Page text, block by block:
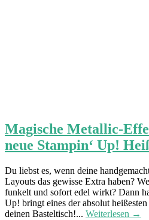
Magische Metallic-
neue Stampin‘ Up!
Du liebst es, wenn deine
Layouts das gewisse Extra haben?
funkelt und sofort edel wirkt? Dann
Up! bringt eines der absolut
deinen Basteltisch!... Weiterlesen →